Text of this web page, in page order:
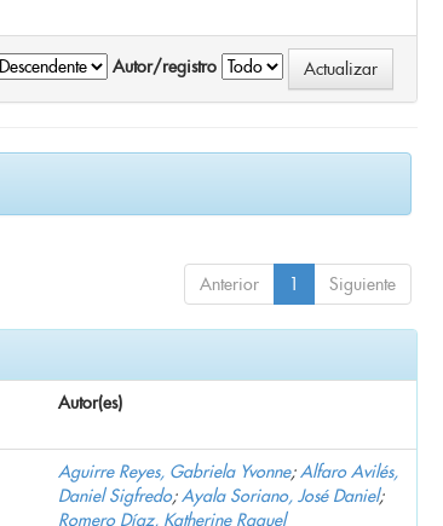
Autor/registro
Anterior 1 Siguiente
Autor(es)
Aguirre Reyes, Gabriela Yvonne;Alfaro Avilés,
Daniel Sigfredo;Ayala Soriano, José Daniel;
Romero Díaz, Katherine Raquel